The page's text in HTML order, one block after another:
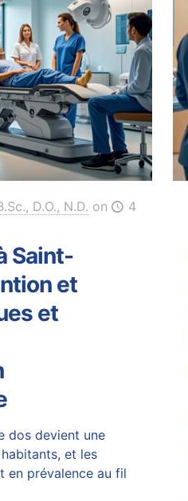
D.O., N.D. on
4
Saint-
et
et
dos devient une
et les
en prévalence au fil